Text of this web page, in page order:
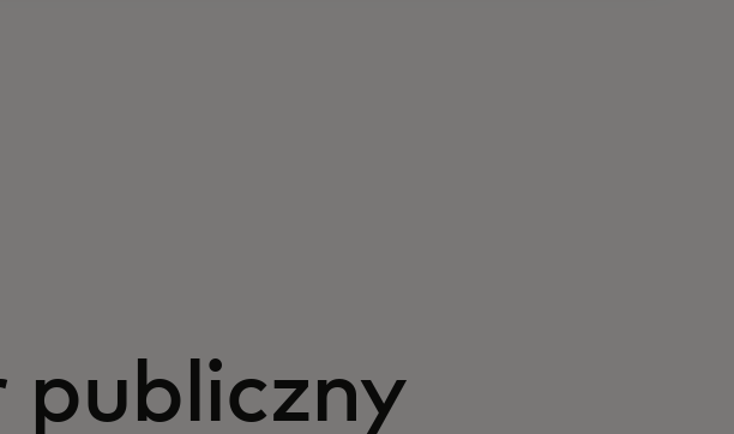
publiczny